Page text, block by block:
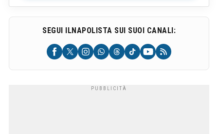
SEGUI ILNAPOLISTA SUI SUOI CANALI: